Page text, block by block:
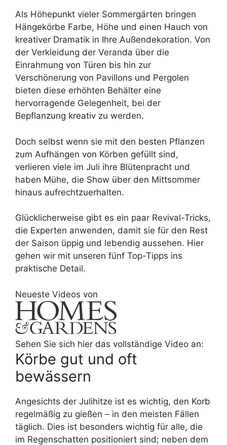
Als Höhepunkt vieler Sommergärten bringen
Hängekörbe Farbe, Höhe und einen Hauch von
kreativer Dramatik in Ihre Außendekoration. Von
der Verkleidung der Veranda über die
Einrahmung von Türen bis hin zur
Verschönerung von Pavillons und Pergolen
bieten diese erhöhten Behälter eine
hervorragende Gelegenheit, bei der
Bepflanzung kreativ zu werden.
Doch selbst wenn sie mit den besten Pflanzen
zum Aufhängen von Körben gefüllt sind,
verlieren viele im Juli ihre Blütenpracht und
haben Mühe, die Show über den Mittsommer
hinaus aufrechtzuerhalten.
Glücklicherweise gibt es ein paar Revival-Tricks,
die Experten anwenden, damit sie für den Rest
der Saison üppig und lebendig aussehen. Hier
gehen wir mit unseren fünf Top-Tipps ins
praktische Detail.
Neueste Videos von
Sehen Sie sich hier das vollständige Video an:
Körbe gut und oft
bewässern
Angesichts der Julihitze ist es wichtig, den Korb
regelmäßig zu gießen – in den meisten Fällen
täglich. Dies ist besonders wichtig für alle, die
im Regenschatten positioniert sind; neben dem